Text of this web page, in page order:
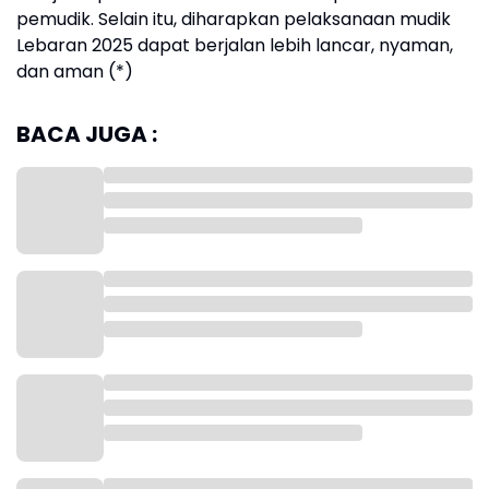
pemudik. Selain itu, diharapkan pelaksanaan mudik
Lebaran 2025 dapat berjalan lebih lancar, nyaman,
dan aman (*)
BACA JUGA :